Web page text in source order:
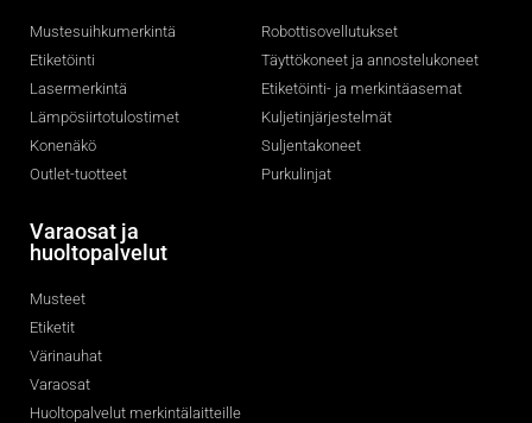
Mustesuihkumerkintä
Etiketöinti
Lasermerkintä
Lämpösiirtotulostimet
Konenäkö
Outlet-tuotteet
Robottisovellutukset
Täyttökoneet ja annostelukoneet
Etiketöinti- ja merkintäasemat
Kuljetinjärjestelmät
Suljentakoneet
Purkulinjat
Varaosat ja
huoltopalvelut
Musteet
Etiketit
Värinauhat
Varaosat
Huoltopalvelut merkintälaitteille